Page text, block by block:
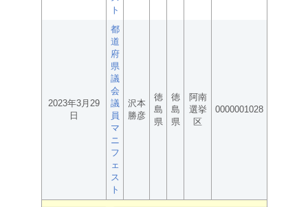
ト
2023年3月29
日
都
道
府
県
議
会
議
員
マ
ニ
フ
ェ
ス
ト
沢本
勝彦
徳
島
県
徳
島
県
阿南
選挙
区
0000001028